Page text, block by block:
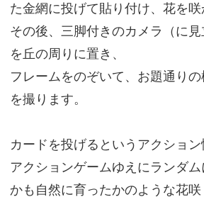
た金網に投げて貼り付け、花を咲
その後、三脚付きのカメラ（に見
を丘の周りに置き、
フレームをのぞいて、お題通り
を撮ります。
カードを投げるというアクション
アクションゲームゆえにランダ
かも自然に育ったかのような花咲